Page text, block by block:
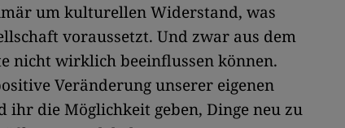
um kulturellen Widerstand, was
voraussetzt. Und zwar aus dem
nicht wirklich beeinflussen können.
Veränderung unserer eigenen
ihr die Möglichkeit geben, Dinge neu zu